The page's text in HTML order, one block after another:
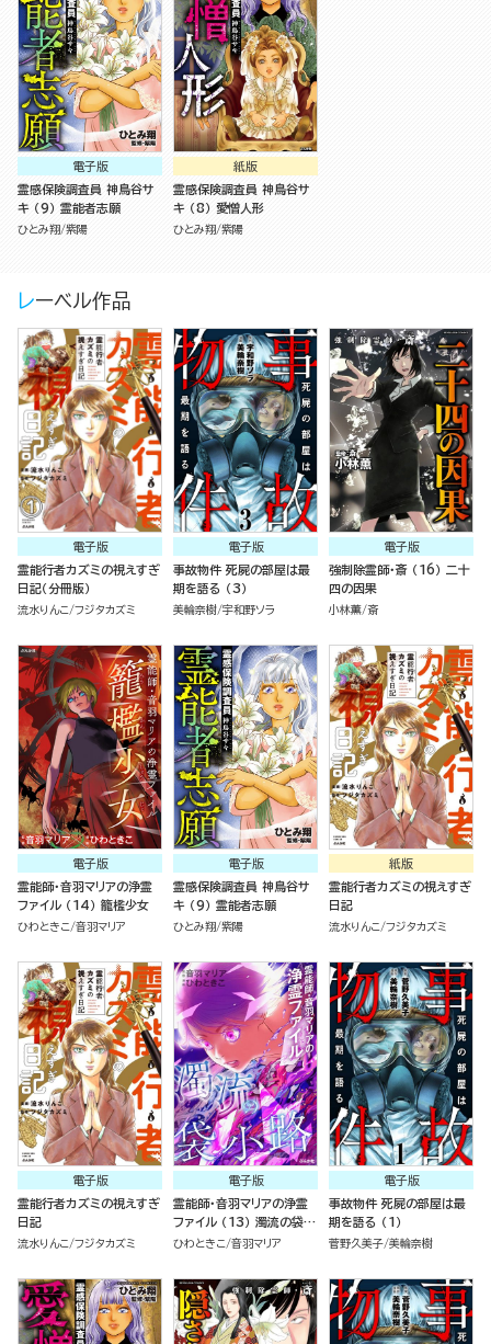
電子版
霊感保険調査員 神鳥谷サ
キ （9） 霊能者志願
ひとみ翔 紫陽
紙版
霊感保険調査員 神鳥谷サ
キ （8） 愛憎人形
ひとみ翔 紫陽
レーベル作品
電子版
霊能行者カズミの視えすぎ
日記（分冊版）
流水りんこ フジタカズミ
電子版
事故物件 死屍の部屋は最
期を語る （3）
美輪奈樹 宇和野ソラ
電子版
強制除霊師・斎 （16） 二十
四の因果
小林薫 斎
電子版
霊能師・音羽マリアの浄霊
ファイル （14） 籠檻少女
ひわときこ 音羽マリア
電子版
霊感保険調査員 神鳥谷サ
キ （9） 霊能者志願
ひとみ翔 紫陽
紙版
霊能行者カズミの視えすぎ
日記
流水りんこ フジタカズミ
電子版
霊能行者カズミの視えすぎ
日記
流水りんこ フジタカズミ
電子版
霊能師・音羽マリアの浄霊
ファイル （13） 濁流の袋小
路
ひわときこ 音羽マリア
電子版
事故物件 死屍の部屋は最
期を語る （1）
菅野久美子 美輪奈樹